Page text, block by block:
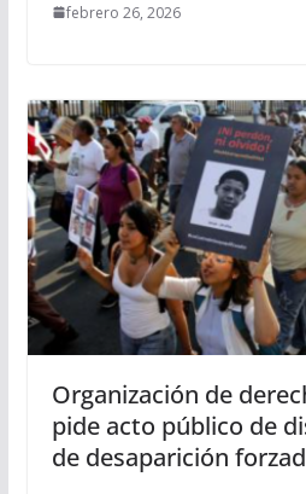
febrero 26, 2026
Organización de
pide acto público de
de desaparición